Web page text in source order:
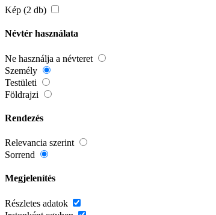
Kép (2 db)
Névtér használata
Ne használja a névteret
Személy
Testületi
Földrajzi
Rendezés
Relevancia szerint
Sorrend
Megjelenítés
Részletes adatok